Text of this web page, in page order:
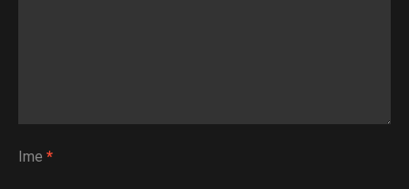
Ime *